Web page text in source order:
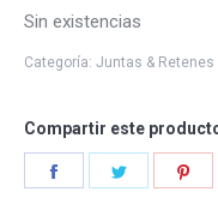
Sin existencias
Categoría: Juntas & Retenes
Compartir este